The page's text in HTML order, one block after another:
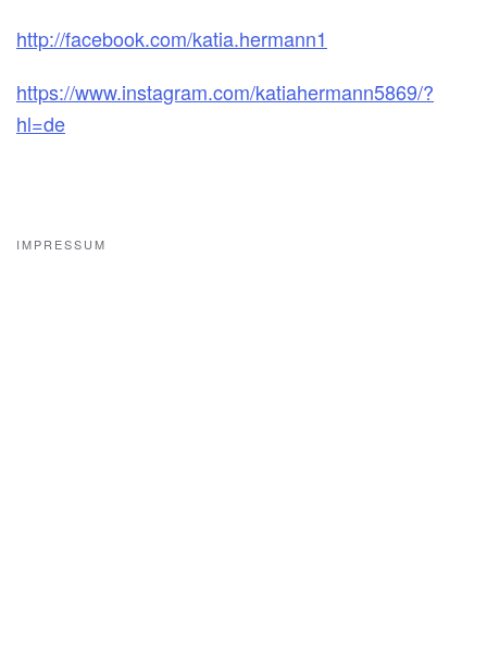
http://facebook.com/katia.hermann1
https://www.instagram.com/katiahermann5869/?
hl=de
IMPRESSUM